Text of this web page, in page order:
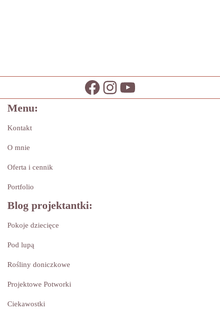
Menu:
Kontakt
O mnie
Oferta i cennik
Portfolio
Blog projektantki:
Pokoje dziecięce
Pod lupą
Rośliny doniczkowe
Projektowe Potworki
Ciekawostki